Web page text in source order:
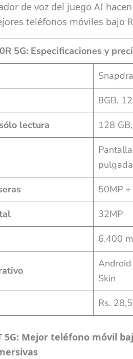
de voz del juego AI
teléfonos móviles bajo
5G: Especificaciones y
8GB,
lectura
128
50MP
32MP
6.400
Android
Skin
Rs.
5G: Mejor teléfono móvil